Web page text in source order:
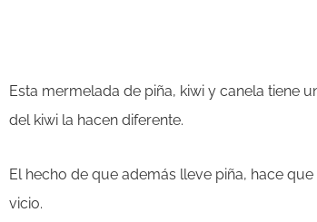
Esta mermelada de piña, kiwi y canela tiene
del kiwi la hacen diferente.
El hecho de que además lleve piña, hace
vicio.